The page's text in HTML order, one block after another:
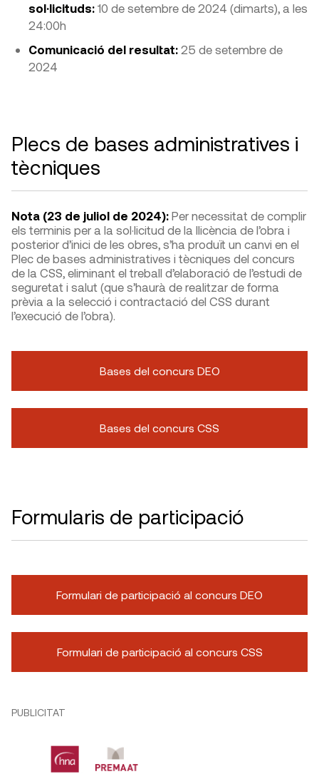
sol·licituds: 10 de setembre de 2024 (dimarts), a les
24:00h
Comunicació del resultat: 25 de setembre de
2024
Plecs de bases administratives i
tècniques
Nota (23 de juliol de 2024): Per necessitat de complir
els terminis per a la sol·licitud de la llicència de l’obra i
posterior d’inici de les obres, s’ha produït un canvi en el
Plec de bases administratives i tècniques del concurs
de la CSS, eliminant el treball d’elaboració de l’estudi de
seguretat i salut (que s’haurà de realitzar de forma
prèvia a la selecció i contractació del CSS durant
l’execució de l’obra).
Bases del concurs DEO
Bases del concurs CSS
Formularis de participació
Formulari de participació al concurs DEO
Formulari de participació al concurs CSS
PUBLICITAT